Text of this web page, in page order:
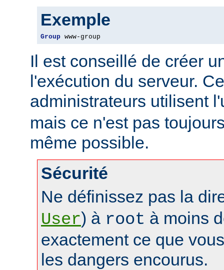
Exemple
Group www-group
Il est conseillé de créer
l'exécution du serveur.
administrateurs utilisent
mais ce n'est pas
même possible.
Sécurité
Ne définissez pas la
User) à root à moins
exactement ce que
les dangers encourus.